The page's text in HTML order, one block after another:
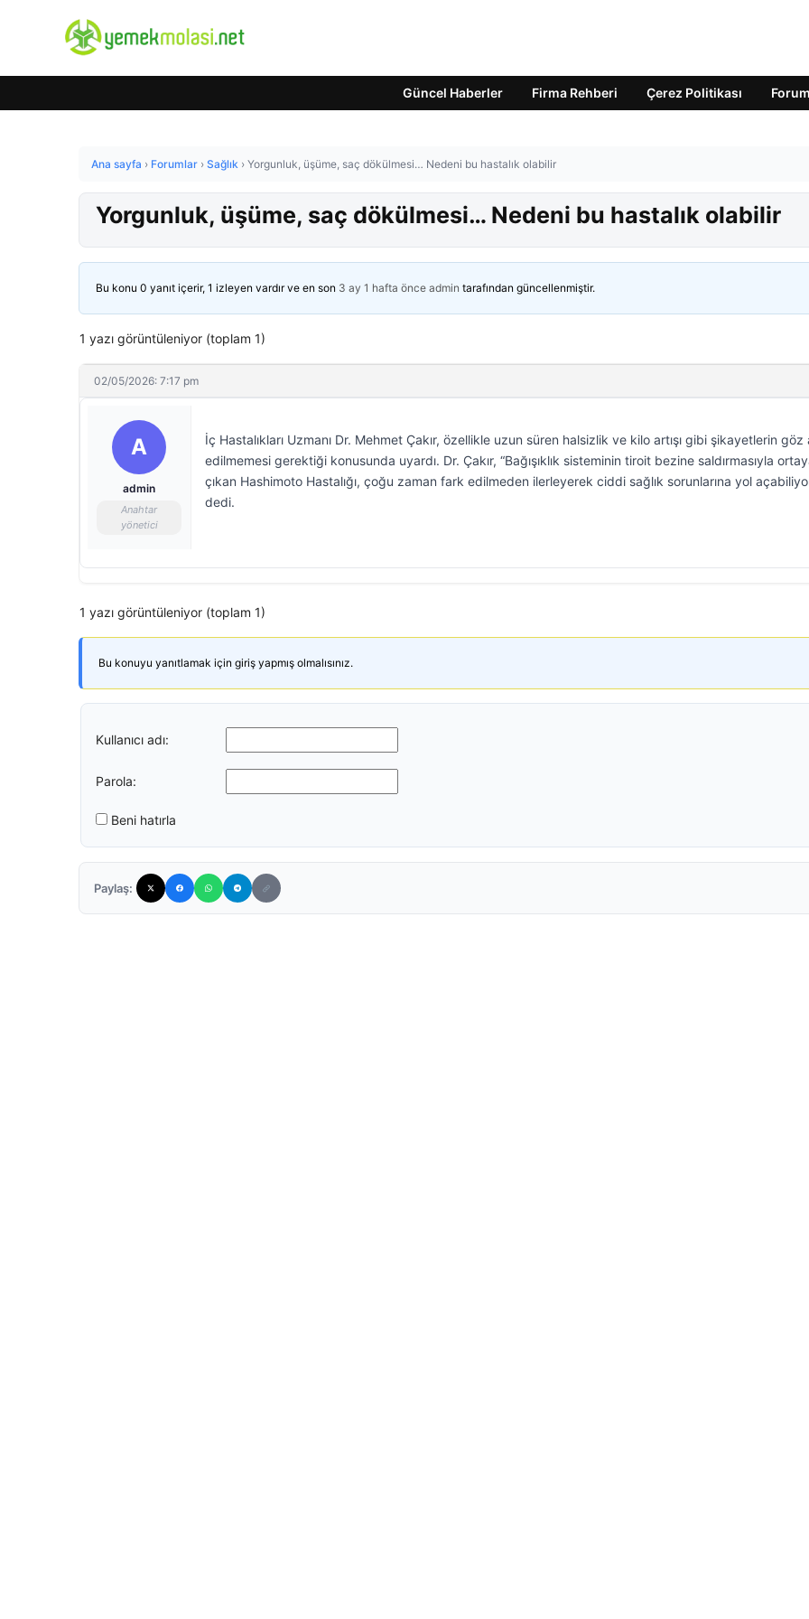
Güncel Haberler Firma Rehberi Çerez Politikası Forum
Ana sayfa › Forumlar › Sağlık › Yorgunluk, üşüme, saç dökülmesi… Nedeni bu hastalık olabilir
Yorgunluk, üşüme, saç dökülmesi… Nedeni bu hastalık olabilir
Bu konu 0 yanıt içerir, 1 izleyen vardır ve en son 3 ay 1 hafta önce admin tarafından güncellenmiştir.
1 yazı görüntüleniyor (toplam 1)
02/05/2026: 7:17 pm
A
admin
Anahtar
yönetici
İç Hastalıkları Uzmanı Dr. Mehmet Çakır, özellikle uzun süren halsizlik ve kilo artışı gibi şikayetlerin göz
edilmemesi gerektiği konusunda uyardı. Dr. Çakır, “Bağışıklık sisteminin tiroit bezine saldırmasıyla
çıkan Hashimoto Hastalığı, çoğu zaman fark edilmeden ilerleyerek ciddi sağlık sorunlarına yol
dedi.
1 yazı görüntüleniyor (toplam 1)
Bu konuyu yanıtlamak için giriş yapmış olmalısınız.
Kullanıcı adı:
Parola:
Beni hatırla
Paylaş: